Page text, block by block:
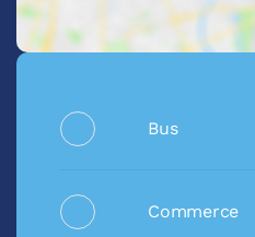
Bus
Commerce